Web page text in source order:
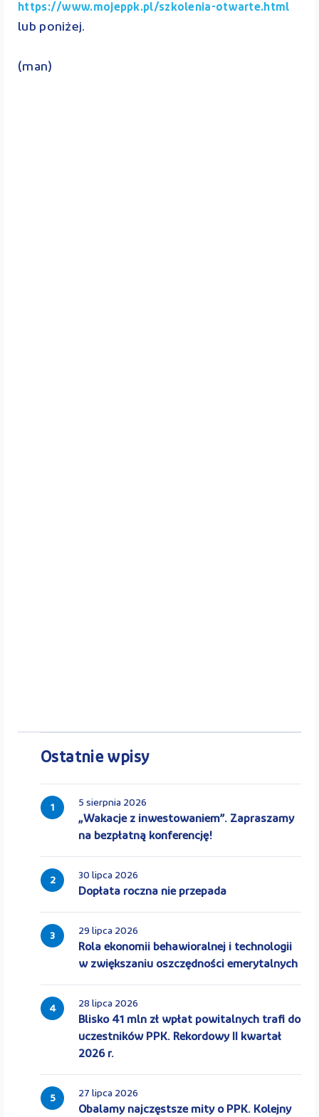
https://www.mojeppk.pl/szkolenia-otwarte.html
lub poniżej.
(man)
Ostatnie wpisy
1 5 sierpnia 2026
„Wakacje z inwestowaniem”. Zapraszamy
na bezpłatną konferencję!
2 30 lipca 2026
Dopłata roczna nie przepada
3 29 lipca 2026
Rola ekonomii behawioralnej i technologii
w zwiększaniu oszczędności emerytalnych
4 28 lipca 2026
Blisko 41 mln zł wpłat powitalnych trafi do
uczestników PPK. Rekordowy II kwartał
2026 r.
5 27 lipca 2026
Obalamy najczęstsze mity o PPK. Kolejny